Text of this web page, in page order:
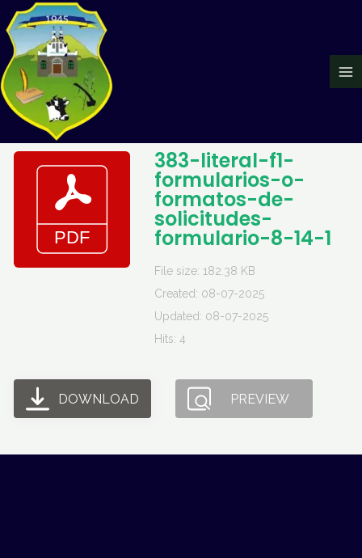
al
contenido
383-literal-f1-
formularios-o-
formatos-de-
solicitudes-
formulario-8-14-1
File size: 182.38 KB
Created: 08-07-2025
Updated: 08-07-2025
Hits: 4
DOWNLOAD PREVIEW